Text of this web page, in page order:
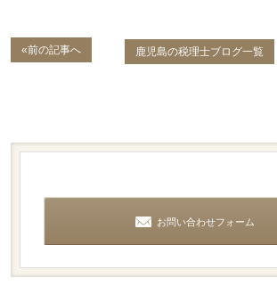
«前の記事へ 鹿児島の税理士ブログ一覧
お問い合わせフォーム